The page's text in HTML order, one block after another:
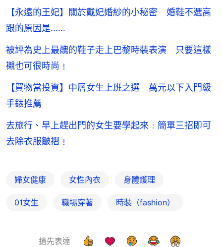
【永遠的王妃】關於戴妃婚紗的小秘密 婚鞋不選高
跟的原因是……
被評為史上最醜的鞋子走上巴黎時裝表演 只要這樣
襯也可很時尚﹗
【買物當投資】中層女生上班之選 萬元以下入門級
手錶推薦
去旅行、早上趕出門的女生要學起來﹕簡單三招即可
去除衣服皺褶﹗
婦女健康 女性內衣 身體護理
01女生 職場穿著 時裝（fashion）
搶先表達